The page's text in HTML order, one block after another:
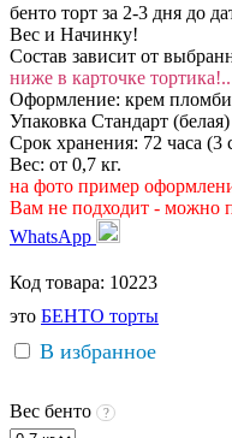
бенто торт за 2-3 дня до
Вес и Начинку!
Состав зависит от
ниже в карточке
Оформление: крем
Упаковка Стандарт
Срок хранения: 72 часа (3
Вес: от 0,7 кг.
на фото пример
Вам не подходит - можно
WhatsApp
Код товара: 10223
это БЕНТО торты
В избранное
Вес бенто ?